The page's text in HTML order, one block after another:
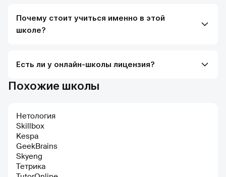
Почему стоит учиться именно в этой
школе?
Есть ли у онлайн-школы лицензия?
Похожие школы
Нетология
Skillbox
Kespa
GeekBrains
Skyeng
Тетрика